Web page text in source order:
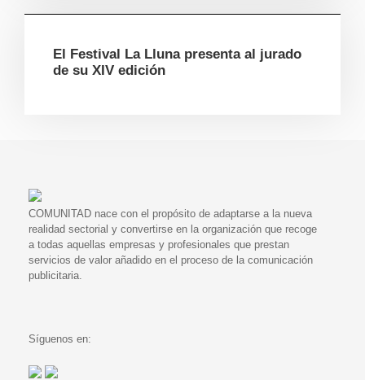
El Festival La Lluna presenta al jurado
de su XIV edición
COMUNITAD nace con el propósito de adaptarse a la nueva
realidad sectorial y convertirse en la organización que recoge
a todas aquellas empresas y profesionales que prestan
servicios de valor añadido en el proceso de la comunicación
publicitaria.
Síguenos en: